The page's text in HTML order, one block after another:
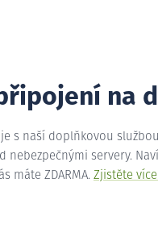
na
s naší doplňkovou
nebezpečnými servery.
máte ZDARMA. Zjistěte